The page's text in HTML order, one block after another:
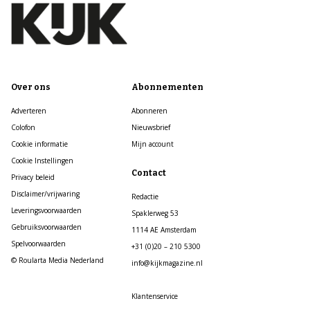
Over ons
Adverteren
Colofon
Cookie informatie
Cookie Instellingen
Privacy beleid
Disclaimer/vrijwaring
Leveringsvoorwaarden
Gebruiksvoorwaarden
Spelvoorwaarden
© Roularta Media Nederland
Abonnementen
Abonneren
Nieuwsbrief
Mijn account
Contact
Redactie
Spaklerweg 53
1114 AE Amsterdam
+31 (0)20 – 210 5300
info@kijkmagazine.nl
Klantenservice